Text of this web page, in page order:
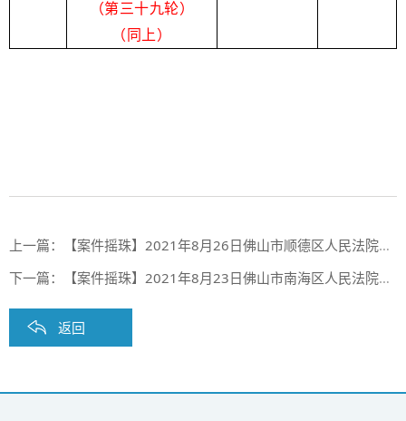
（第三十九轮）
（ 同上 ）
上一篇：
【案件摇珠】2021年8月26日佛山市顺德区人民法院案件摇珠结果
下一篇：
【案件摇珠】2021年8月23日佛山市南海区人民法院案件摇珠结果
返回